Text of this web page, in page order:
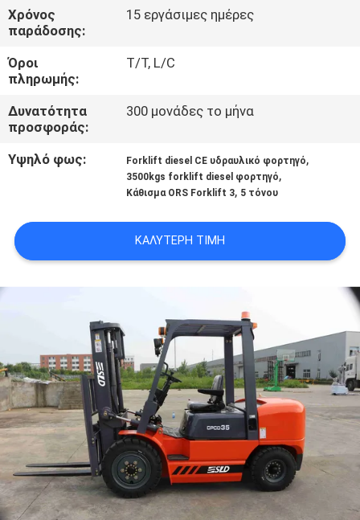
POLICY
Χρόνος
παράδοσης:
15 εργάσιμες ημέρες
Όροι
πληρωμής:
T/T, L/C
Δυνατότητα
προσφοράς:
300 μονάδες το μήνα
Υψηλό φως: Forklift diesel CE υδραυλικό φορτηγό,
3500kgs forklift diesel φορτηγό,
Κάθισμα ORS Forklift 3, 5 τόνου
ΚΑΛΎΤΕΡΗ ΤΙΜΉ